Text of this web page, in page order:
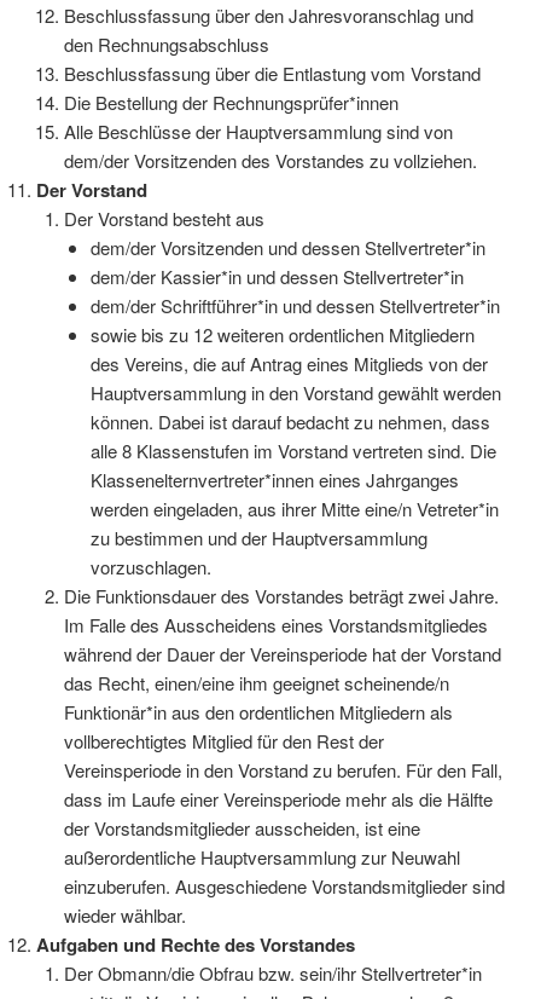
Beschlussfassung über den Jahresvoranschlag und
den Rechnungsabschluss
Beschlussfassung über die Entlastung vom Vorstand
Die Bestellung der Rechnungsprüfer*innen
Alle Beschlüsse der Hauptversammlung sind von
dem/der Vorsitzenden des Vorstandes zu vollziehen.
Der Vorstand
Der Vorstand besteht aus
dem/der Vorsitzenden und dessen Stellvertreter*in
dem/der Kassier*in und dessen Stellvertreter*in
dem/der Schriftführer*in und dessen Stellvertreter*in
sowie bis zu 12 weiteren ordentlichen Mitgliedern
des Vereins, die auf Antrag eines Mitglieds von der
Hauptversammlung in den Vorstand gewählt werden
können. Dabei ist darauf bedacht zu nehmen, dass
alle 8 Klassenstufen im Vorstand vertreten sind. Die
Klassenelternvertreter*innen eines Jahrganges
werden eingeladen, aus ihrer Mitte eine/n Vetreter*in
zu bestimmen und der Hauptversammlung
vorzuschlagen.
Die Funktionsdauer des Vorstandes beträgt zwei Jahre.
Im Falle des Ausscheidens eines Vorstandsmitgliedes
während der Dauer der Vereinsperiode hat der Vorstand
das Recht, einen/eine ihm geeignet scheinende/n
Funktionär*in aus den ordentlichen Mitgliedern als
vollberechtigtes Mitglied für den Rest der
Vereinsperiode in den Vorstand zu berufen. Für den Fall,
dass im Laufe einer Vereinsperiode mehr als die Hälfte
der Vorstandsmitglieder ausscheiden, ist eine
außerordentliche Hauptversammlung zur Neuwahl
einzuberufen. Ausgeschiedene Vorstandsmitglieder sind
wieder wählbar.
Aufgaben und Rechte des Vorstandes
Der Obmann/die Obfrau bzw. sein/ihr Stellvertreter*in